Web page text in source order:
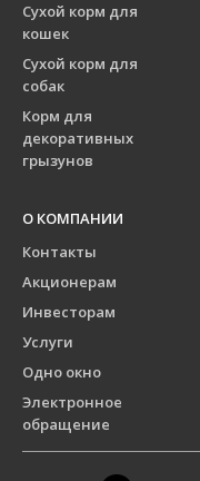
Сухой корм для
кошек
Сухой корм для
собак
Корм для
декоративных
грызунов
О КОМПАНИИ
Контакты
Акционерам
Инвесторам
Услуги
Одно окно
Электронное
обращение